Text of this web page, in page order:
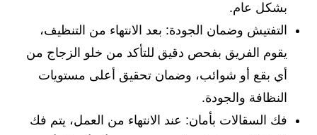
بشكل عام.
التفتيش وضمان الجودة: بعد الانتهاء من التنظيف،
يقوم الفريق بفحص دقيق للتأكد من خلو الزجاج من
أي بقع أو شوائب، وضمان تحقيق أعلى مستويات
النظافة والجودة.
فك السقالات بأمان: عند الانتهاء من العمل، يتم فك